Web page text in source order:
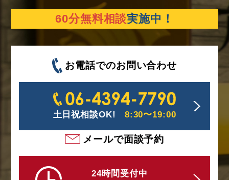
60分無料相談実施中！
お電話でのお問い合わせ
土日祝相談OK! 8:30〜19:00
メールで面談予約
24時間受付中